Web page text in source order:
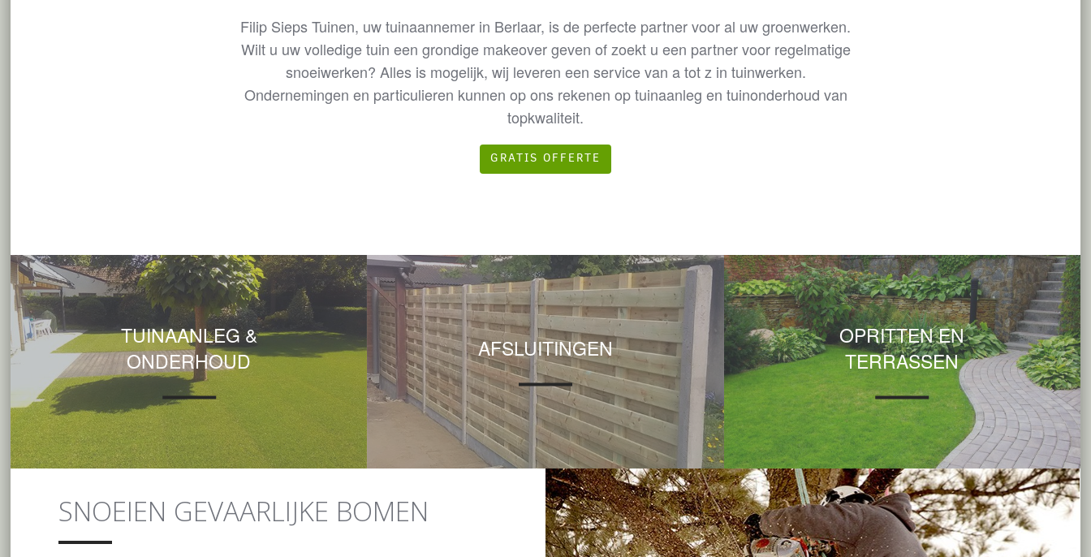
Filip Sieps Tuinen, uw tuinaannemer in Berlaar, is de perfecte partner voor al uw groenwerken.
Wilt u uw volledige tuin een grondige makeover geven of zoekt u een partner voor regelmatige
snoeiwerken? Alles is mogelijk, wij leveren een service van a tot z in tuinwerken.
Ondernemingen en particulieren kunnen op ons rekenen op tuinaanleg en tuinonderhoud van
topkwaliteit.
GRATIS OFFERTE
TUINAANLEG &
ONDERHOUD
AFSLUITINGEN
OPRITTEN EN
TERRASSEN
SNOEIEN GEVAARLIJKE BOMEN